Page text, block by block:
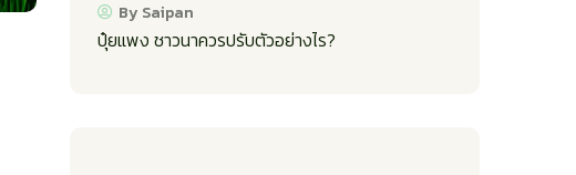
ปุ๋ยแพง ชาวนาควรปรับตัวอย่างไร?
By Saipan